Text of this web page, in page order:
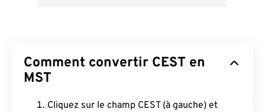
Comment convertir CEST en
MST
Cliquez sur le champ CEST (à gauche) et